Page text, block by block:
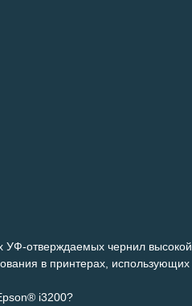
УФ-отверждаемых чернил высокой
в принтерах, использующих
i3200?